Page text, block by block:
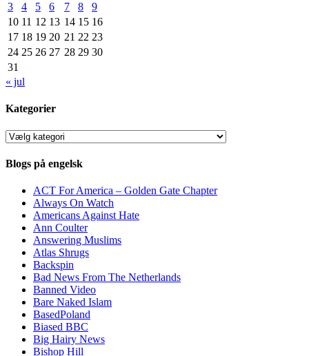
3
4 5 6 7 8
9
10 11 12 13 14 15 16
17 18 19 20 21 22 23
24 25 26 27 28 29 30
31
« jul
Kategorier
Kategorier
Blogs på engelsk
ACT For America – Golden Gate Chapter
Always On Watch
Americans Against Hate
Ann Coulter
Answering Muslims
Atlas Shrugs
Backspin
Bad News From The Netherlands
Banned Video
Bare Naked Islam
BasedPoland
Biased BBC
Big Hairy News
Bishop Hill